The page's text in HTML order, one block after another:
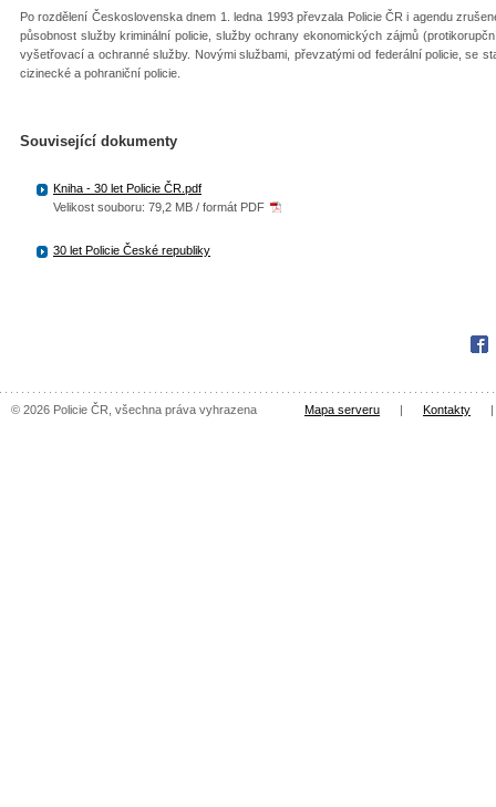
Po rozdělení Československa dnem 1. ledna 1993 převzala Policie ČR i agendu
působnost služby kriminální policie, služby ochrany ekonomických zájmů
vyšetřovací a ochranné služby. Novými službami, převzatými od federální policie, se
cizinecké a pohraniční policie.
Související dokumenty
Kniha - 30 let Policie ČR.pdf
Velikost souboru: 79,2 MB / formát PDF
30 let Policie České republiky
© 2026 Policie ČR, všechna práva vyhrazena Mapa serveru | Kontakty |